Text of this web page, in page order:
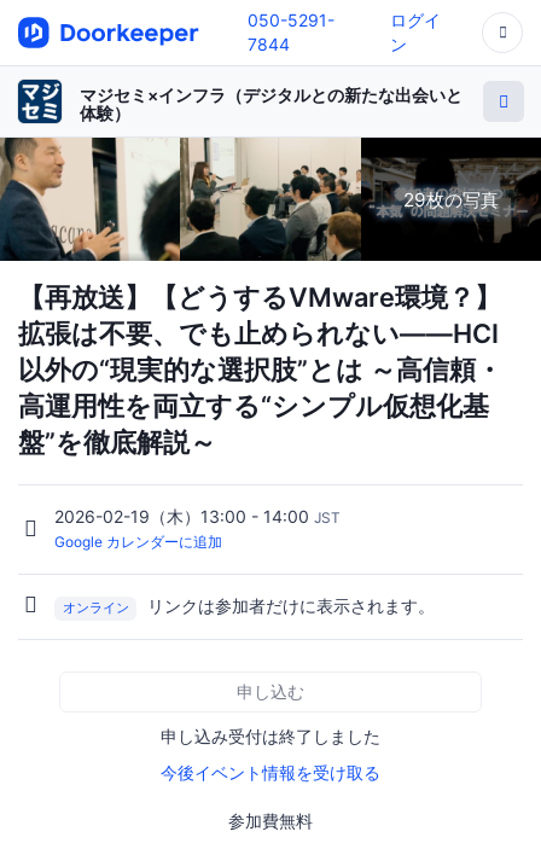
050-5291-
7844
ログイ
ン
マジセミ×インフラ（デジタルとの新たな出会いと
体験）
29枚の写真
【再放送】【どうするVMware環境？】
拡張は不要、でも止められない――HCI
以外の“現実的な選択肢”とは ～高信頼・
高運用性を両立する“シンプル仮想化基
盤”を徹底解説～
2026-02-19（木）13:00 - 14:00 JST
Google カレンダーに追加
オンライン リンクは参加者だけに表示されます。
申し込む
申し込み受付は終了しました
今後イベント情報を受け取る
参加費無料